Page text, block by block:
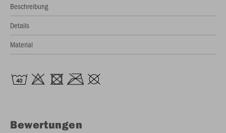
Beschreibung
Details
Material
Bewertungen